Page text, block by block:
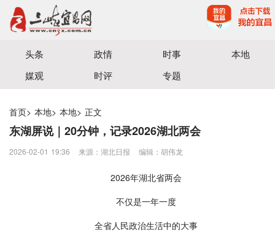
宜昌三峡融媒体中心主办
头条 政情 时事
本地
媒观
时评 专题
首页> 本地> 本地> 正文
东湖屏说｜20分钟，记录2026湖北两会
2026-02-01 19:36 来源：​湖北日报 编辑：胡伟龙
2026年湖北省两会
不仅是一年一度
全省人民政治生活中的大事